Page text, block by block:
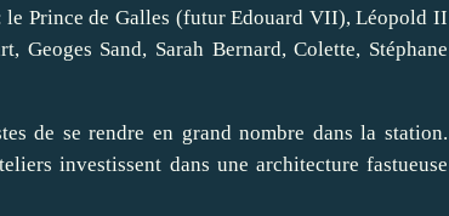
le Prince de Galles (futur Edouard VII), Léopold II
Sand, Sarah Bernard, Colette, Stéphane
de se rendre en grand nombre dans la station.
investissent dans une architecture fastueuse